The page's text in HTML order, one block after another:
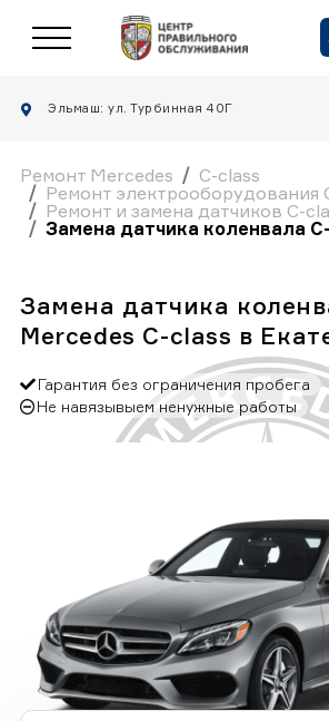
Эльмаш: ул. Турбинная 40Г
Ремонт Mercedes
C-class
Ремонт электрооборудования
Ремонт и замена датчиков C-
Замена датчика коленвала
Замена датчика
Mercedes C-class в
Гарантия без ограничения пробега
Не навязывыем ненужные работы